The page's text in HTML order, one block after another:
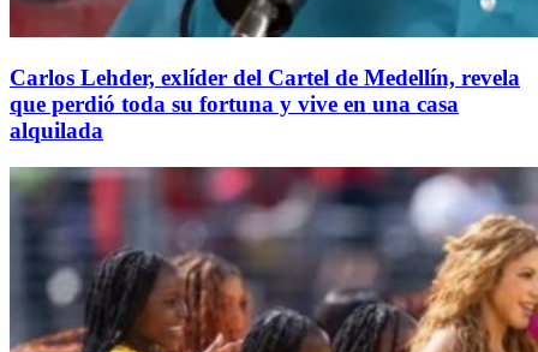
Carlos Lehder, exlíder del Cartel de Medellín, revela
que perdió toda su fortuna y vive en una casa
alquilada